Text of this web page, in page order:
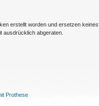
erstellt worden und ersetzen
ausdrücklich abgeraten.
Prothese